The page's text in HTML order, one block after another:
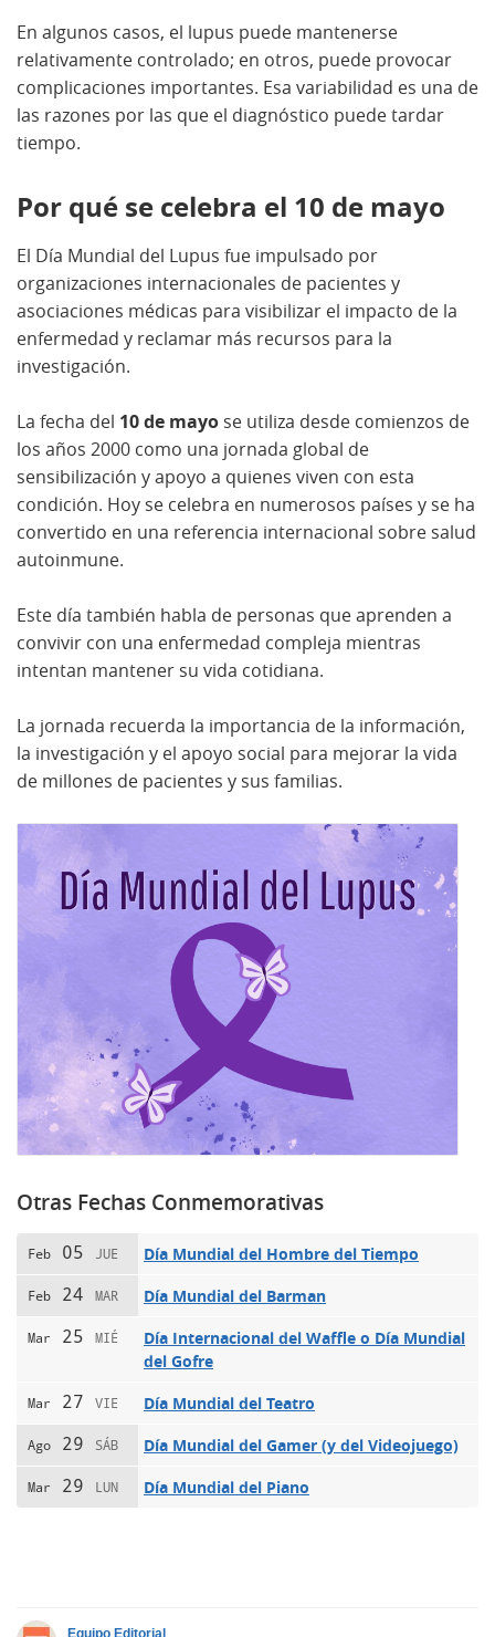
En algunos casos, el lupus puede mantenerse
relativamente controlado; en otros, puede provocar
complicaciones importantes. Esa variabilidad es una de
las razones por las que el diagnóstico puede tardar
tiempo.
Por qué se celebra el 10 de mayo
El Día Mundial del Lupus fue impulsado por
organizaciones internacionales de pacientes y
asociaciones médicas para visibilizar el impacto de la
enfermedad y reclamar más recursos para la
investigación.
La fecha del 10 de mayo se utiliza desde comienzos de
los años 2000 como una jornada global de
sensibilización y apoyo a quienes viven con esta
condición. Hoy se celebra en numerosos países y se ha
convertido en una referencia internacional sobre salud
autoinmune.
Este día también habla de personas que aprenden a
convivir con una enfermedad compleja mientras
intentan mantener su vida cotidiana.
La jornada recuerda la importancia de la información,
la investigación y el apoyo social para mejorar la vida
de millones de pacientes y sus familias.
Otras Fechas Conmemorativas
Feb 05 JUE Día Mundial del Hombre del Tiempo
Feb 24 MAR Día Mundial del Barman
Mar 25 MIÉ
Día Internacional del Waffle o Día Mundial
del Gofre
Mar 27 VIE Día Mundial del Teatro
Ago 29 SÁB Día Mundial del Gamer (y del Videojuego)
Mar 29 LUN Día Mundial del Piano
Equipo Editorial